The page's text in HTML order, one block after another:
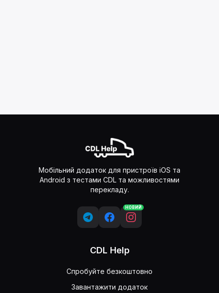
Мобільний додаток для пристроїв iOS та
Android з тестами CDL та можливостями
перекладу.
НОВИЙ
CDL Help
Спробуйте безкоштовно
Завантажити додаток